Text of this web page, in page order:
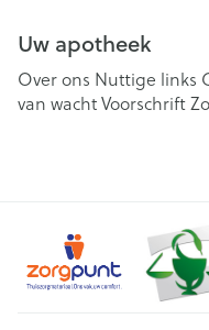
Uw apotheek
Over ons Nuttige links
van wachtVoorschrift